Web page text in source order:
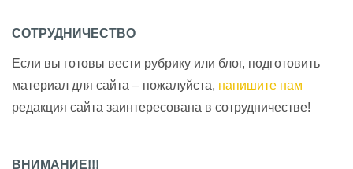
СОТРУДНИЧЕСТВО
Если вы готовы вести рубрику или блог, подготовить
материал для сайта – пожалуйста, напишите нам
редакция сайта заинтересована в сотрудничестве!
ВНИМАНИЕ!!!